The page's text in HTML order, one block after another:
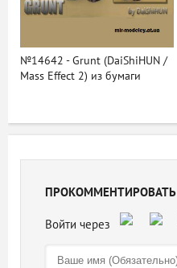
№14642 - Grunt (DaiShiHUN /
Mass Effect 2) из бумаги
ПРОКОММЕНТИРОВАТЬ